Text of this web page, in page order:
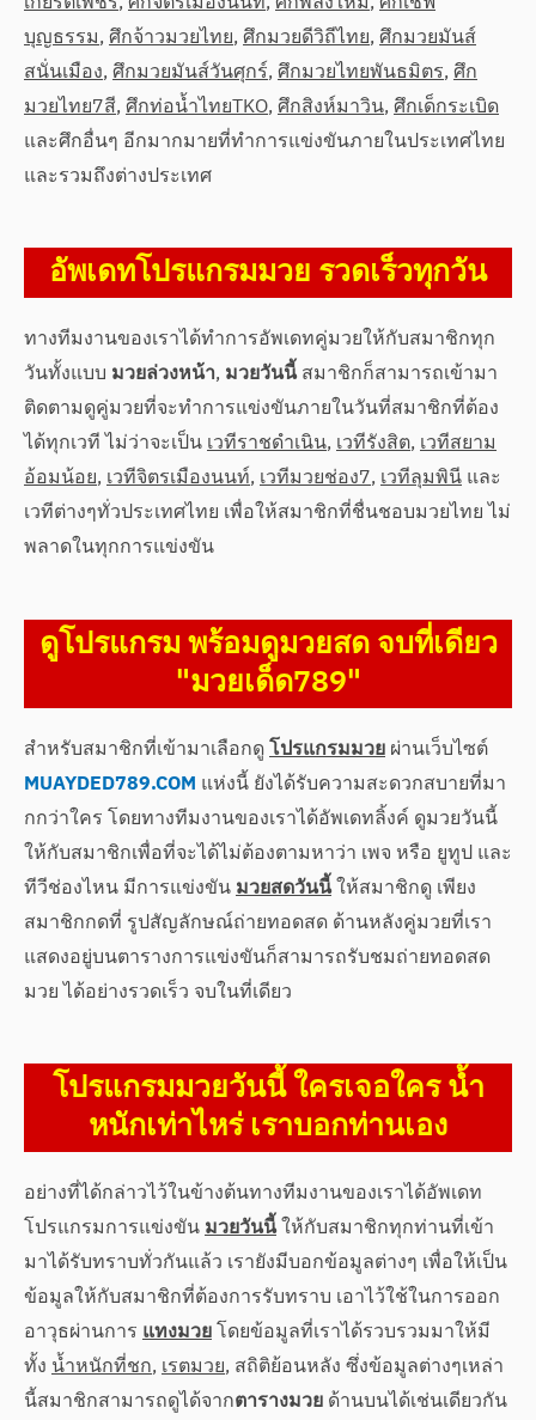
บุญธรรม,ศึกจ้าวมวยไทย,ศึกมวยดีวิถีไทย,ศึกมวยมันส์
สนั่นเมือง,ศึกมวยมันส์วันศุกร์,ศึกมวยไทยพันธมิตร,ศึก
มวยไทย7สี,ศึกท่อน้ำไทยTKO,ศึกสิงห์มาวิน,ศึกเด็กระเบิด
และศึกอื่นๆ อีกมากมายที่ทำการแข่งขันภายในประเทศไทย
และรวมถึงต่างประเทศ
อัพเดทโปรแกรมมวย รวดเร็วทุกวัน
ทางทีมงานของเราได้ทำการอัพเดทคู่มวยให้กับสมาชิกทุก
วันทั้งแบบ มวยล่วงหน้า, มวยวันนี้สมาชิกก็สามารถเข้ามา
ติดตามดูคู่มวยที่จะทำการแข่งขันภายในวันที่สมาชิกที่ต้อง
ได้ทุกเวที ไม่ว่าจะเป็นเวทีราชดำเนิน,เวทีรังสิต,เวทีสยาม
อ้อมน้อย,เวทีจิตรเมืองนนท์,เวทีมวยช่อง7,เวทีลุมพินีและ
เวทีต่างๆทั่วประเทศไทย เพื่อให้สมาชิกที่ชื่นชอบมวยไทย ไม่
พลาดในทุกการแข่งขัน
ดูโปรแกรม พร้อมดูมวยสด จบที่เดียว
"มวยเด็ด789"
สำหรับสมาชิกที่เข้ามาเลือกดูโปรแกรมมวยผ่านเว็บไซต์
MUAYDED789.COM แห่งนี้ ยังได้รับความสะดวกสบายที่มา
กกว่าใคร โดยทางทีมงานของเราได้อัพเดทลิ้งค์ ดูมวยวันนี้
ให้กับสมาชิกเพื่อที่จะได้ไม่ต้องตามหาว่า เพจ หรือ ยูทูป และ
ทีวีช่องไหน มีการแข่งขันมวยสดวันนี้ให้สมาชิกดู เพียง
สมาชิกกดที่ รูปสัญลักษณ์ถ่ายทอดสด ด้านหลังคู่มวยที่เรา
แสดงอยู่บนตารางการแข่งขันก็สามารถรับชมถ่ายทอดสด
มวย ได้อย่างรวดเร็ว จบในที่เดียว
โปรแกรมมวยวันนี้ ใครเจอใคร น้ำ
หนักเท่าไหร่ เราบอกท่านเอง
อย่างที่ได้กล่าวไว้ในข้างต้นทางทีมงานของเราได้อัพเดท
โปรแกรมการแข่งขันมวยวันนี้ให้กับสมาชิกทุกท่านที่เข้า
มาได้รับทราบทั่วกันแล้ว เรายังมีบอกข้อมูลต่างๆ เพื่อให้เป็น
ข้อมูลให้กับสมาชิกที่ต้องการรับทราบ เอาไว้ใช้ในการออก
อาวุธผ่านการแทงมวยโดยข้อมูลที่เราได้รวบรวมมาให้มี
ทั้งน้ำหนักที่ชก,เรตมวย, สถิติย้อนหลัง ซึ่งข้อมูลต่างๆเหล่า
นี้สมาชิกสามารถดูได้จากตารางมวยด้านบนได้เช่นเดียวกัน